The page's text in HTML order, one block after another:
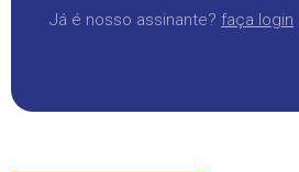
Já é nosso assinante? faça login